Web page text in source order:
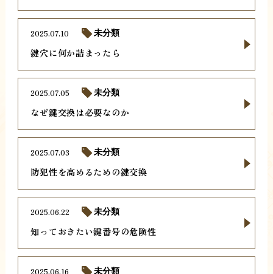
鍵穴に何か詰まったら
2025.07.10 未分類
なぜ鍵交換は必要なのか
2025.07.05 未分類
防犯性を高めるための鍵交換
2025.07.03 未分類
知っておきたい鍵番号の危険性
2025.06.22 未分類
2025.06.16 未分類